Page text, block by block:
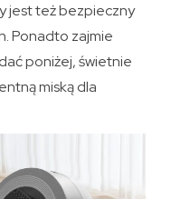
jest też bezpieczny
Ponadto zajmie
poniżej, świetnie
miską dla